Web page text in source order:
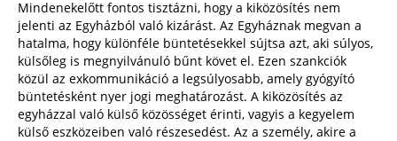
Mindenekelőtt fontos tisztázni, hogy a kiközösítés nem
jelenti az Egyházból való kizárást. Az Egyháznak megvan a
hatalma, hogy különféle büntetésekkel sújtsa azt, aki súlyos,
külsőleg is megnyilvánuló bűnt követ el. Ezen szankciók
közül az exkommunikáció a legsúlyosabb, amely gyógyító
büntetésként nyer jogi meghatározást. A kiközösítés az
egyházzal való külső közösséget érinti, vagyis a kegyelem
külső eszközeiben való részesedést. Az a személy, akire a